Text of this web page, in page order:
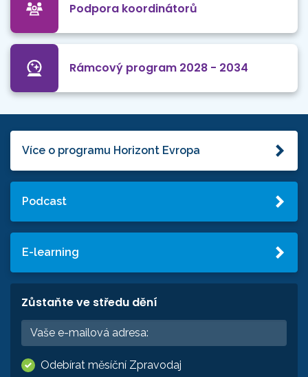
Podpora koordinátorů
Rámcový program 2028 - 2034
Více o programu Horizont Evropa
Podcast
E-learning
Zůstaňte ve středu dění
Odebírat měsíční Zpravodaj